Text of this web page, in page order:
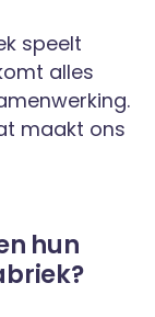
speelt
alles
maakt ons
hun